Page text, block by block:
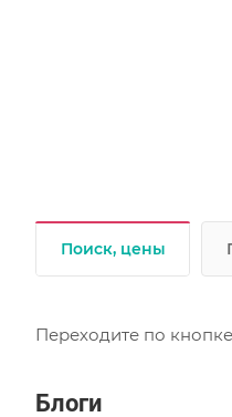
Поиск, цены
Переходите по
Блоги